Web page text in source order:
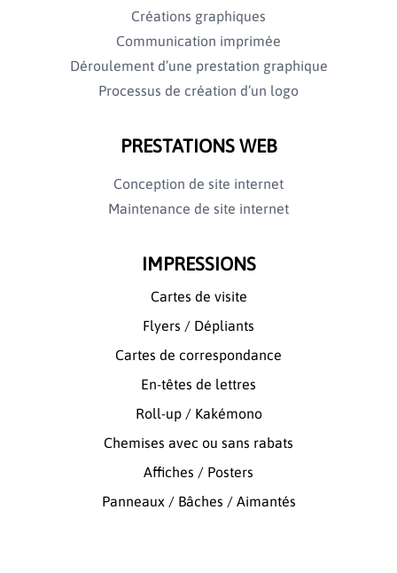
Créations graphiques
Communication imprimée
Déroulement d’une prestation graphique
Processus de création d’un logo
PRESTATIONS WEB
Conception de site internet
Maintenance de site internet
IMPRESSIONS
Cartes de visite
Flyers / Dépliants
Cartes de correspondance
En-têtes de lettres
Roll-up / Kakémono
Chemises avec ou sans rabats
Affiches / Posters
Panneaux / Bâches / Aimantés